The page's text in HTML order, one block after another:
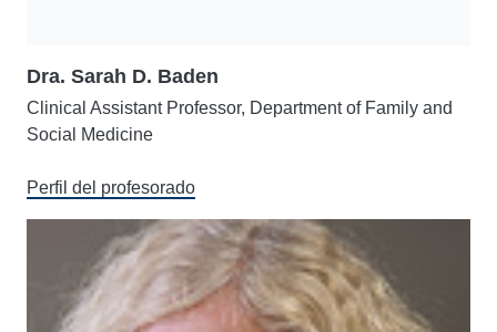
Dra. Sarah D. Baden
Clinical Assistant Professor, Department of Family and
Social Medicine
Perfil del profesorado